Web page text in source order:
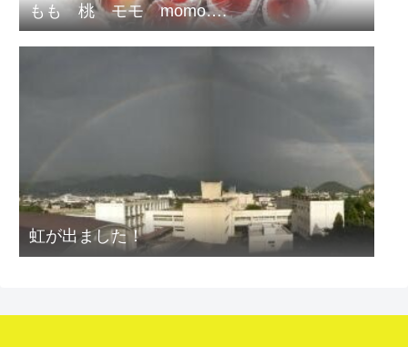
もも 桃 モモ momo….
虹が出ました！